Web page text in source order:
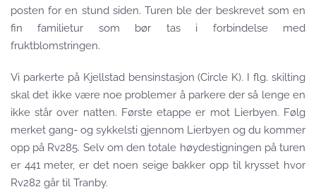
posten for en stund siden. Turen ble der beskrevet som en
fin familietur som bør tas i forbindelse med
fruktblomstringen.
Vi parkerte på Kjellstad bensinstasjon (Circle K). I flg. skilting
skal det ikke være noe problemer å parkere der så lenge en
ikke står over natten. Første etappe er mot Lierbyen. Følg
merket gang- og sykkelsti gjennom Lierbyen og du kommer
opp på Rv285. Selv om den totale høydestigningen på turen
er 441 meter, er det noen seige bakker opp til krysset hvor
Rv282 går til Tranby.